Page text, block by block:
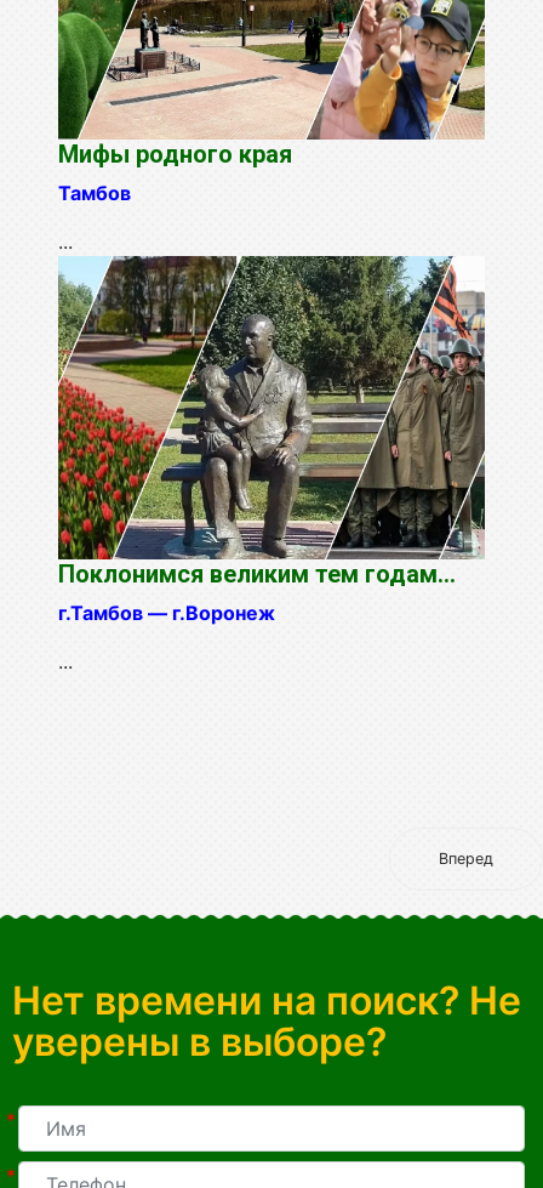
Мифы родного края
Тамбов
...
Поклонимся великим тем годам...
г.Тамбов — г.Воронеж
...
Вперед
Нет времени на поиск? Не
уверены в выборе?
*
*